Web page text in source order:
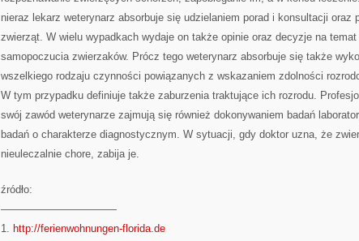
nieraz lekarz weterynarz absorbuje się udzielaniem porad i konsultacji oraz
zwierząt. W wielu wypadkach wydaje on także opinie oraz decyzje na temat
samopoczucia zwierzaków. Prócz tego weterynarz absorbuje się także
wszelkiego rodzaju czynności powiązanych z wskazaniem zdolności
W tym przypadku definiuje także zaburzenia traktujące ich rozrodu.
swój zawód weterynarze zajmują się również dokonywaniem badań
badań o charakterze diagnostycznym. W sytuacji, gdy doktor uzna, że
nieuleczalnie chore, zabija je.
źródło:
———————————
1. http://ferienwohnungen-florida.de